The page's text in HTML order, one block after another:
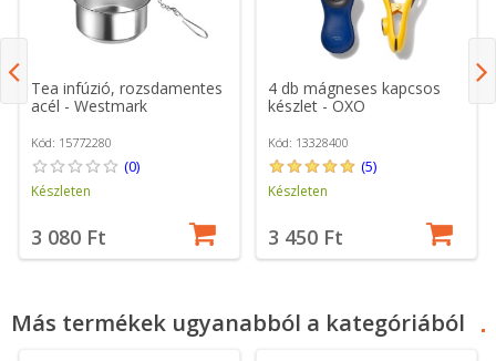
Tea infúzió, rozsdamentes
acél - Westmark
Kód: 15772280
(0)
Készleten
3 080 Ft
4 db mágneses kapcsos
készlet - OXO
Kód: 13328400
(5)
Készleten
3 450 Ft
Más termékek ugyanabból a kategóriából